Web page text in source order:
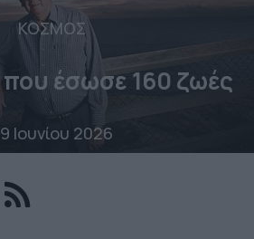
ΚΟΣΜΟΣ
έσωσε 160 ζωές
Ιουνίου 2026